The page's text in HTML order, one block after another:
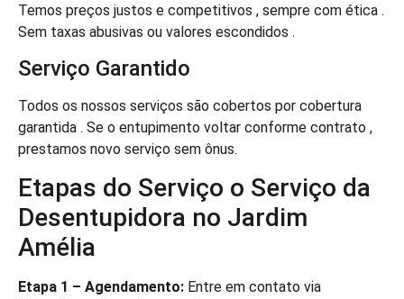
Temos preços justos e competitivos , sempre com ética .
Sem taxas abusivas ou valores escondidos .
Serviço Garantido
Todos os nossos serviços são cobertos por cobertura
garantida . Se o entupimento voltar conforme contrato ,
prestamos novo serviço sem ônus.
Etapas do Serviço o Serviço da
Desentupidora no Jardim
Amélia
Etapa 1 – Agendamento: Entre em contato via